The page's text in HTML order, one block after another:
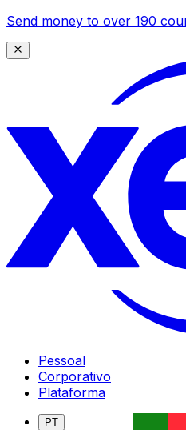
Send money to over 190
Pessoal
Corporativo
Plataforma
PT